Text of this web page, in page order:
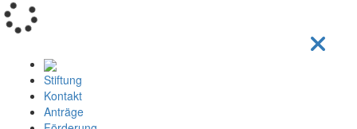
Stiftung
Kontakt
Anträge